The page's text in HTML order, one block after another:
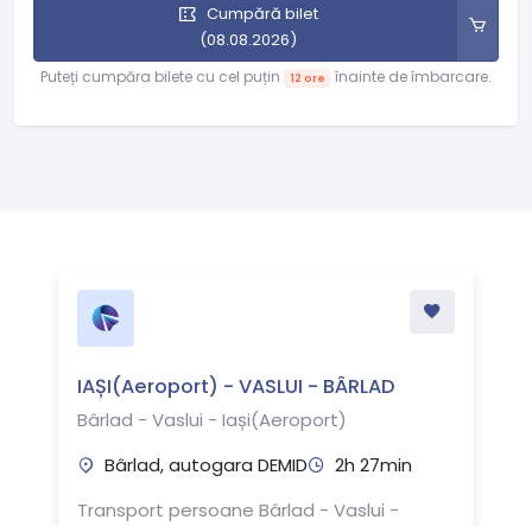
Cumpără bilet
(08.08.2026)
Puteți cumpăra bilete cu cel puțin 12 ore înainte de îmbarcare.
IAȘI(Aeroport) - VASLUI - BÂRLAD
Bârlad - Vaslui - Iași(Aeroport)
Bârlad, autogara DEMID
2h 27min
Transport persoane Bârlad - Vaslui -